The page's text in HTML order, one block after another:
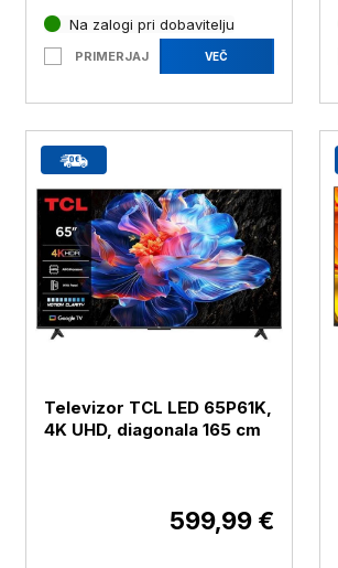
Na zalogi pri dobavitelju
PRIMERJAJ VEČ
Televizor TCL LED 65P61K,
4K UHD, diagonala 165 cm
599,99 €